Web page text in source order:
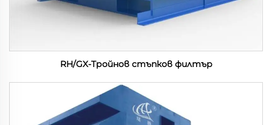
RH/GX-Тройнов стъпков филтър